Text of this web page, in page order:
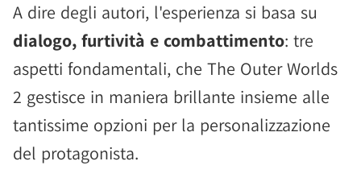
A dire degli autori, l'esperienza si basa su
dialogo, furtività e combattimento: tre
aspetti fondamentali, che The Outer Worlds
2 gestisce in maniera brillante insieme alle
tantissime opzioni per la personalizzazione
del protagonista.